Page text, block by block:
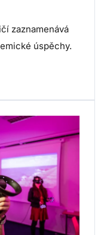
zaznamenává
úspěchy.